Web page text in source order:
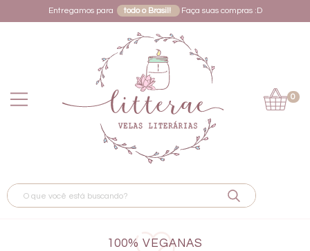
Entregamos para todo o Brasil! Faça suas compras :D
0
100% VEGANAS